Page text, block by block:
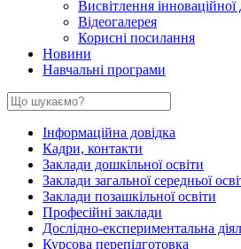
Висвітлення інноваційної
Відеогалерея
Корисні посилання
Новини
Навчальні програми
Інформаційна довідка
Кадри, контакти
Заклади дошкільної освіти
Заклади загальної середньої
Заклади позашкільної освіти
Професійні заклади
Дослідно-експериментальна
Курсова перепідготовка